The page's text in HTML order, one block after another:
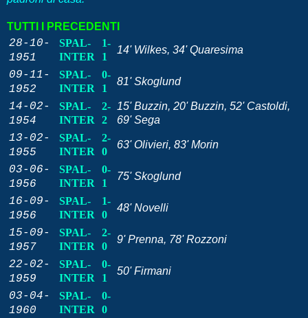
TUTTI I PRECEDENTI
28-10-
1951
SPAL-
INTER
1-
1
14' Wilkes, 34' Quaresima
09-11-
1952
SPAL-
INTER
0-
1
81' Skoglund
14-02-
1954
SPAL-
INTER
2-
2
15' Buzzin, 20' Buzzin, 52' Castoldi,
69' Sega
13-02-
1955
SPAL-
INTER
2-
0
63' Olivieri, 83' Morin
03-06-
1956
SPAL-
INTER
0-
1
75' Skoglund
16-09-
1956
SPAL-
INTER
1-
0
48' Novelli
15-09-
1957
SPAL-
INTER
2-
0
9' Prenna, 78' Rozzoni
22-02-
1959
SPAL-
INTER
0-
1
50' Firmani
03-04-
1960
SPAL-
INTER
0-
0